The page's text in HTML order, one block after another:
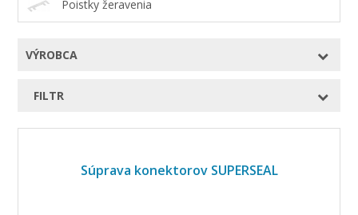
Poistky žeravenia
VÝROBCA
FILTR
Súprava konektorov SUPERSEAL